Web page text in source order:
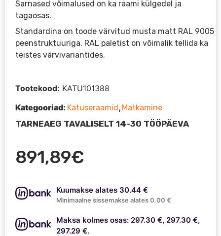
891,89€
Sarnased võimalused on ka raami külgedel ja
tagaosas.
Standardina on toode värvitud musta matt RAL 9005
peenstruktuuriga. RAL paletist on võimalik tellida ka
teistes värvivariantides.
Kuumakse alates 30.44 €
Minimaalne sissemakse alates 0.00 €
Maksa kolmes osas: 297.30 €, 297.30 €,
297.29 €.
Tootekood: KATU101388
Kategooriad: Katuseraamid, Matkamine
TARNEAEG TAVALISELT 14-30 TÖÖPÄEVA